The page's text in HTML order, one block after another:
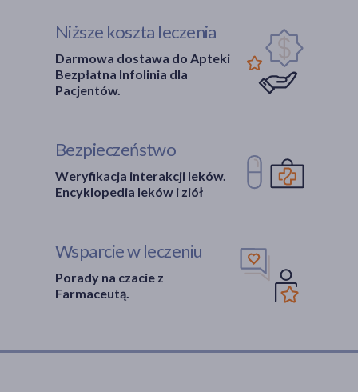
Niższe koszta leczenia
Darmowa dostawa do Apteki
Bezpłatna Infolinia dla
Pacjentów.
Bezpieczeństwo
Weryfikacja interakcji leków.
Encyklopedia leków i ziół
Wsparcie w leczeniu
Porady na czacie z
Farmaceutą.